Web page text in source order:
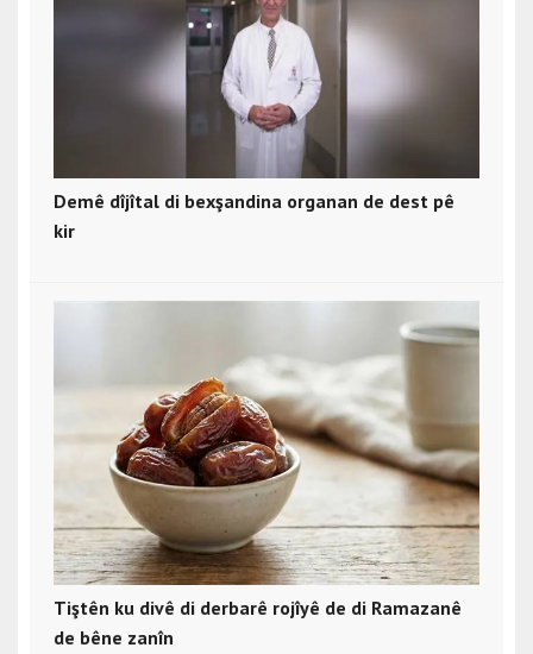
Demê dîjîtal di bexşandina organan de dest pê
kir
Tiştên ku divê di derbarê rojîyê de di Ramazanê
de bêne zanîn